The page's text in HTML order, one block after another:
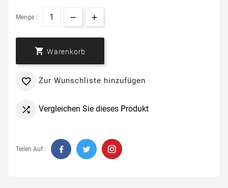
Menge :
 Warenkorb
 Zur Wunschliste hinzufügen
 Vergleichen Sie dieses Produkt
Teilen Auf :